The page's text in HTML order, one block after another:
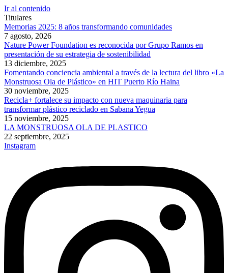
Ir al contenido
Titulares
Memorias 2025: 8 años transformando comunidades
7 agosto, 2026
Nature Power Foundation es reconocida por Grupo Ramos en
presentación de su estrategia de sostenibilidad
13 diciembre, 2025
Fomentando conciencia ambiental a través de la lectura del libro «La
Monstruosa Ola de Plástico» en HIT Puerto Río Haina
30 noviembre, 2025
Recicla+ fortalece su impacto con nueva maquinaria para
transformar plástico reciclado en Sabana Yegua
15 noviembre, 2025
LA MONSTRUOSA OLA DE PLASTICO
22 septiembre, 2025
Instagram